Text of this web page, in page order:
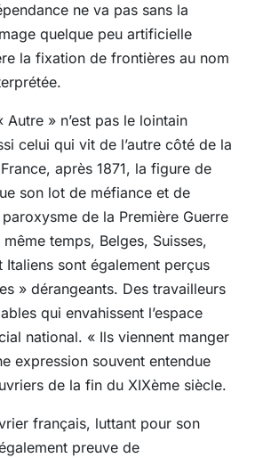
ne va pas sans la
quelque peu artificielle
la fixation de frontières au nom
Autre » n’est pas le lointain
celui qui vit de l’autre côté de la
après 1871, la figure de
son lot de méfiance et de
paroxysme de la Première Guerre
temps, Belges, Suisses,
Italiens sont également perçus
» dérangeants. Des travailleurs
qui envahissent l’espace
national. « Ils viennent manger
expression souvent entendue
de la fin du XIXème siècle.
français, luttant pour son
preuve de